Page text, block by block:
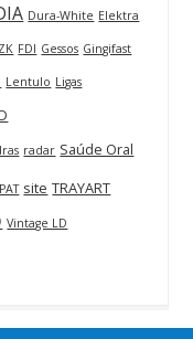
Dura-White Elektra
FDI Gessos Gingifast
Lentulo Ligas
radar Saúde Oral
site TRAYART
Vintage LD